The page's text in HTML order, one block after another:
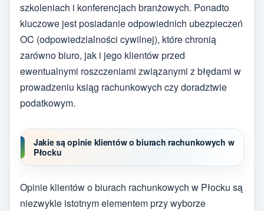
szkoleniach i konferencjach branżowych. Ponadto
kluczowe jest posiadanie odpowiednich ubezpieczeń
OC (odpowiedzialności cywilnej), które chronią
zarówno biuro, jak i jego klientów przed
ewentualnymi roszczeniami związanymi z błędami w
prowadzeniu ksiąg rachunkowych czy doradztwie
podatkowym.
Jakie są opinie klientów o biurach rachunkowych w
Płocku
Opinie klientów o biurach rachunkowych w Płocku są
niezwykle istotnym elementem przy wyborze